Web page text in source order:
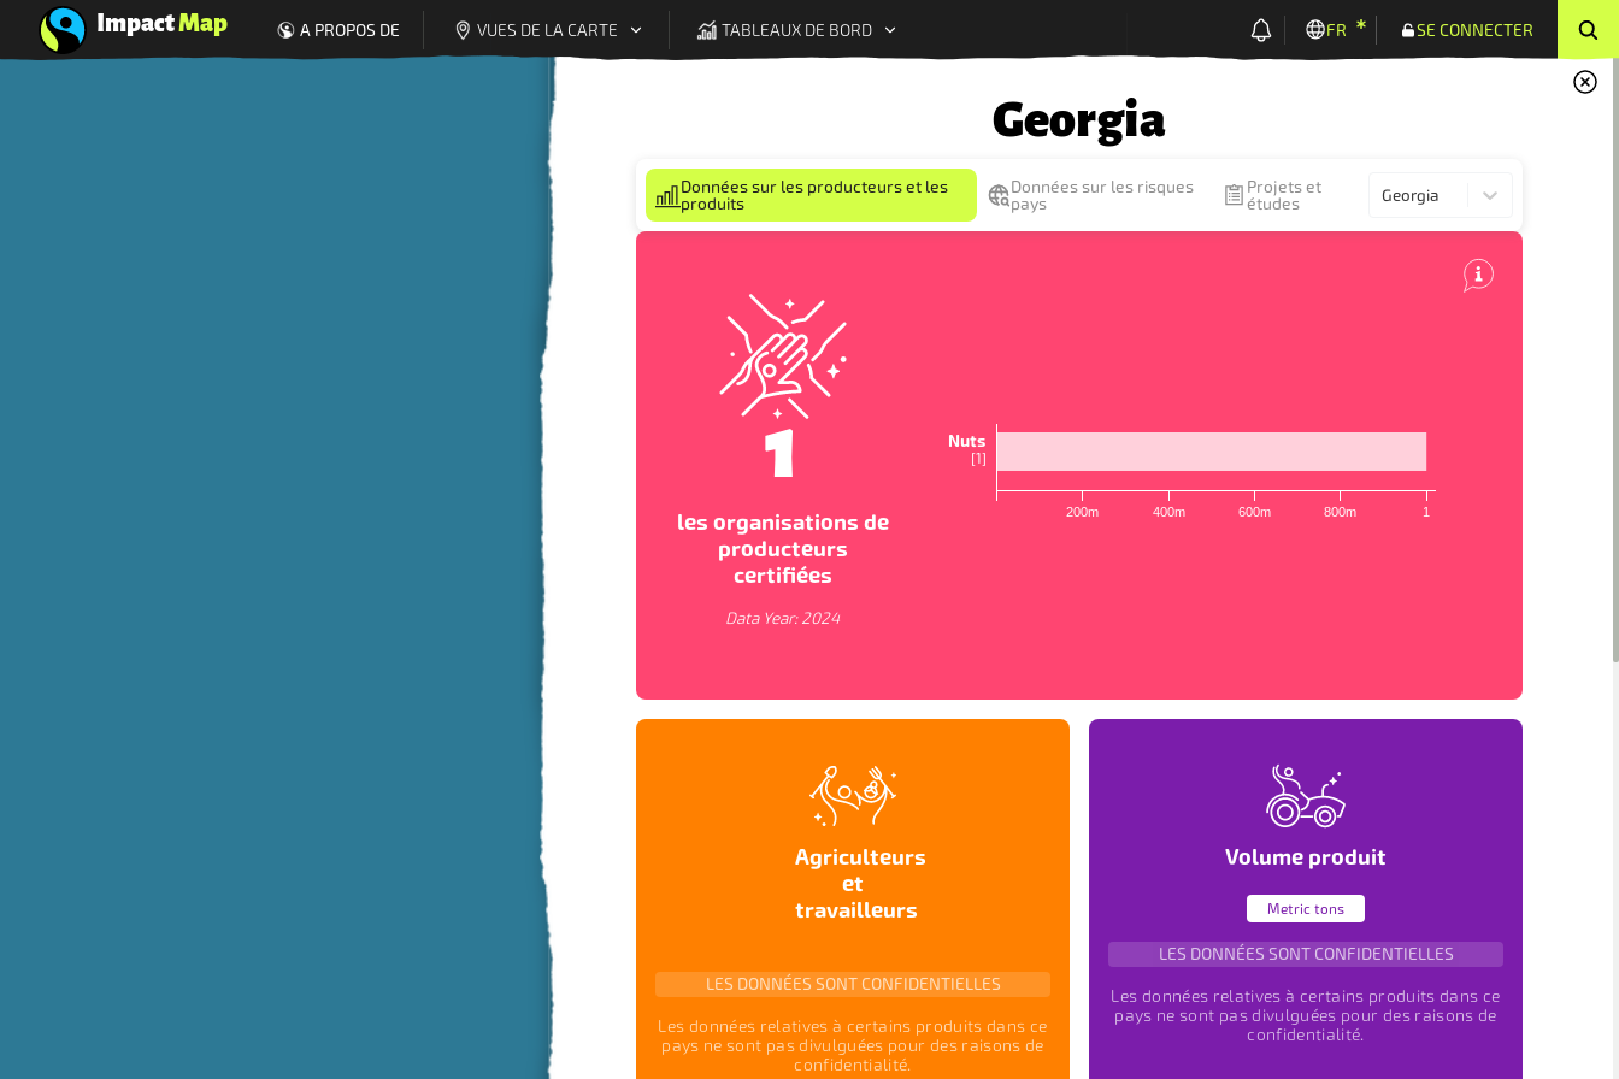
ImpactMap A PROPOS DE VUES DE LA CARTE TABLEAUX DE BORD FR SE CONNECTER
Georgia
Données sur les producteurs et les
produits
Données sur les risques
pays
Projets et
études
Georgia
1
les organisations de
producteurs
certifiées
Data Year:2024
Nuts
[1]
200m 400m 600m 800m 1
Agriculteurs
et
travailleurs
LES DONNÉES SONT CONFIDENTIELLES
Les données relatives à certains produits dans ce
pays ne sont pas divulguées pour des raisons de
confidentialité.
Volume produit
Metric tons
LES DONNÉES SONT CONFIDENTIELLES
Les données relatives à certains produits dans ce
pays ne sont pas divulguées pour des raisons de
confidentialité.
VUES DE LA CARTE